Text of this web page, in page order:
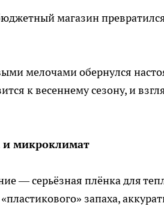
магазин
мелочами обернулся
к весеннему сезону, и
микроклимат
— серьёзная плёнка для
«пластикового» запаха,